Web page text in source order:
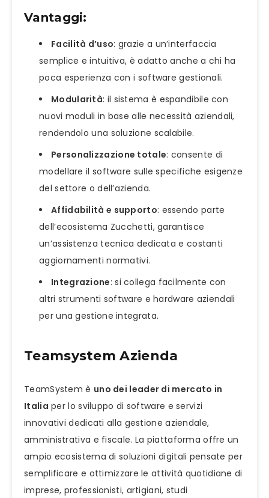
Vantaggi:
Facilità d’uso: grazie a un’interfaccia
semplice e intuitiva, è adatto anche a chi ha
poca esperienza con i software gestionali.
Modularità: il sistema è espandibile con
nuovi moduli in base alle necessità aziendali,
rendendolo una soluzione scalabile.
Personalizzazione totale: consente di
modellare il software sulle specifiche esigenze
del settore o dell’azienda.
Affidabilità e supporto: essendo parte
dell’ecosistema Zucchetti, garantisce
un’assistenza tecnica dedicata e costanti
aggiornamenti normativi.
Integrazione: si collega facilmente con
altri strumenti software e hardware aziendali
per una gestione integrata.
Teamsystem Azienda
TeamSystem è uno dei leader di mercato in
Italia per lo sviluppo di software e servizi
innovativi dedicati alla gestione aziendale,
amministrativa e fiscale. La piattaforma offre un
ampio ecosistema di soluzioni digitali pensate per
semplificare e ottimizzare le attività quotidiane di
imprese, professionisti, artigiani, studi